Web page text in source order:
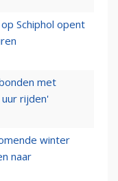
Schiphol opent
met
rijden'
winter
naar